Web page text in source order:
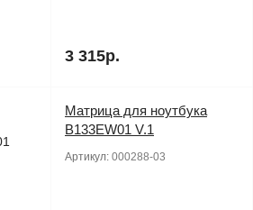
3 315р.
Матрица для ноутбука
B133EW01 V.1
Артикул: 000288-03